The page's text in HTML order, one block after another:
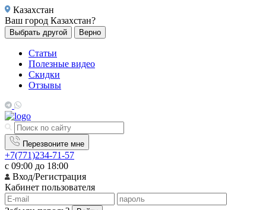
Казахстан
Ваш город Казахстан?
Выбрать другой Верно
Статьи
Полезные видео
Скидки
Отзывы
Перезвоните мне
+7(771)234-71-57
с 09:00 до 18:00
Вход/Регистрация
Кабинет пользователя